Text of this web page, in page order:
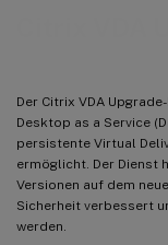
Der Citrix VDA
Desktop as a Service
persistente Virtual
ermöglicht. Der Dienst
Versionen auf dem
Sicherheit verbessert
werden.